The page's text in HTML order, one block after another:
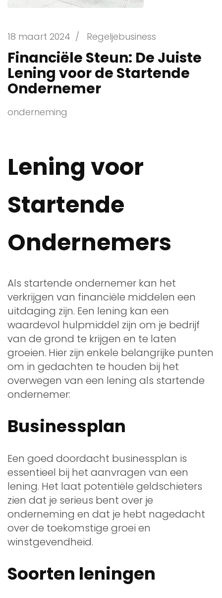
18 maart 2024 / Regeljebusiness
Financiële Steun: De Juiste
Lening voor de Startende
Ondernemer
onderneming
Lening voor
Startende
Ondernemers
Als startende ondernemer kan het
verkrijgen van financiële middelen een
uitdaging zijn. Een lening kan een
waardevol hulpmiddel zijn om je bedrijf
van de grond te krijgen en te laten
groeien. Hier zijn enkele belangrijke punten
om in gedachten te houden bij het
overwegen van een lening als startende
ondernemer:
Businessplan
Een goed doordacht businessplan is
essentieel bij het aanvragen van een
lening. Het laat potentiële geldschieters
zien dat je serieus bent over je
onderneming en dat je hebt nagedacht
over de toekomstige groei en
winstgevendheid.
Soorten leningen